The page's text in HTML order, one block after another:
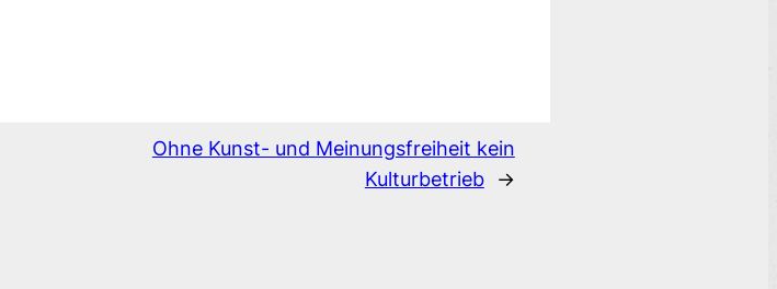
Ohne Kunst- und Meinungsfreiheit kein
Kulturbetrieb
→